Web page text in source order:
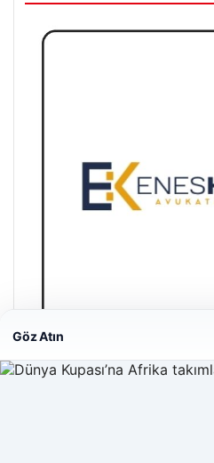
Enes Kaplan Avukatlık
deneyiminizi kişiselleştirmek ve
Göz Atın